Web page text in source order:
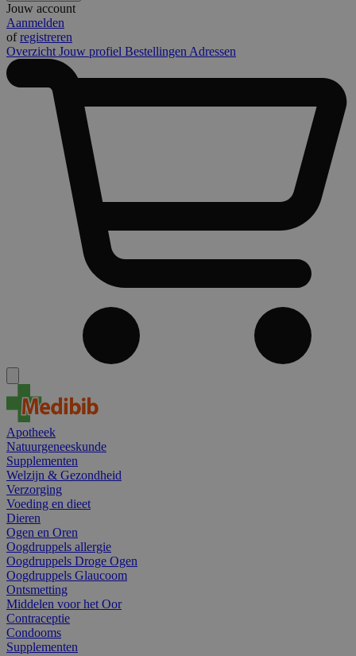
Jouw account
Aanmelden
ofregistreren
Overzicht Jouw profiel Bestellingen Adressen
Apotheek
Natuurgeneeskunde
Supplementen
Welzijn & Gezondheid
Verzorging
Voeding en dieet
Dieren
Ogen en Oren
Oogdruppels allergie
Oogdruppels Droge Ogen
Oogdruppels Glaucoom
Ontsmetting
Middelen voor het Oor
Contraceptie
Condooms
Supplementen